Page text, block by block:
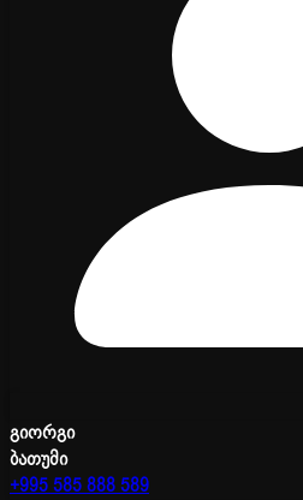
გიორგი
ბათუმი
+995 585 888 589